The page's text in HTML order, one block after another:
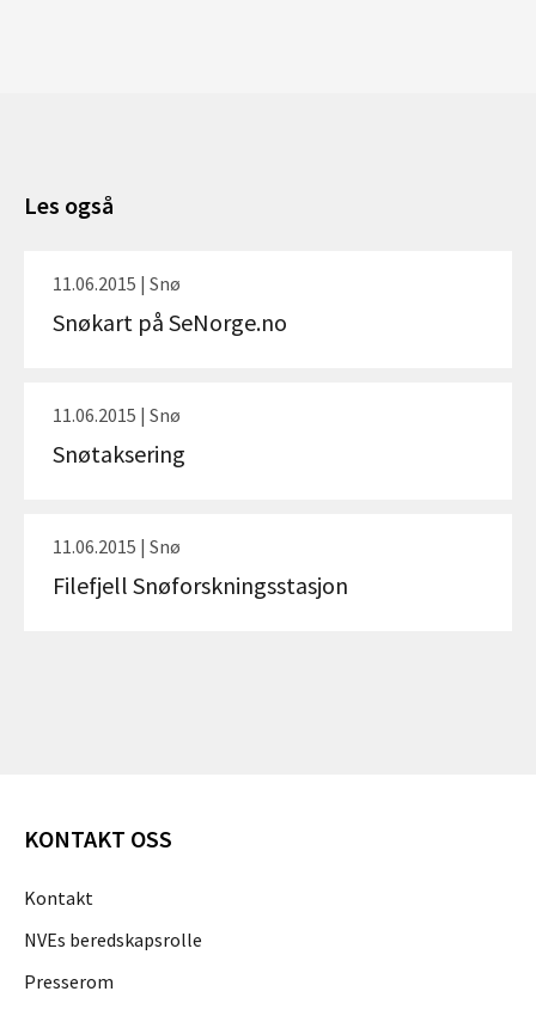
Les også
11.06.2015 | Snø
Snøkart på SeNorge.no
11.06.2015 | Snø
Snøtaksering
11.06.2015 | Snø
Filefjell Snøforskningsstasjon
KONTAKT OSS
Kontakt
NVEs beredskapsrolle
Presserom